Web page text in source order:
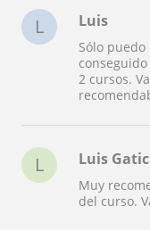
L Luis
Sólo
2 cursos.
L Luis
Muy
del curso.